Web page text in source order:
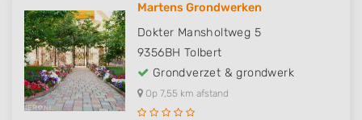
Martens Grondwerken
Dokter Mansholtweg 5
9356BH Tolbert
Grondverzet & grondwerk
Op 7,55 km afstand